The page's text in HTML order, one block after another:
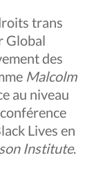
trans
Global
des
Malcolm
au niveau
Lives en
Institute.